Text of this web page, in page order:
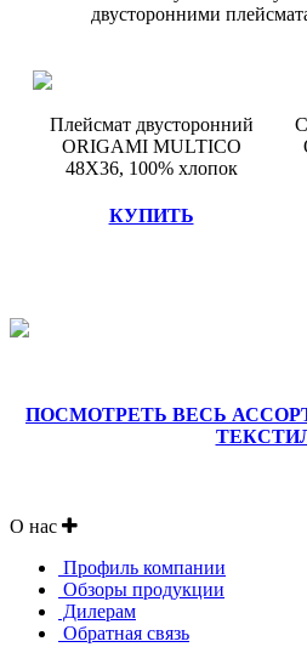
двусторонними
Плейсмат двусторонний
ORIGAMI MULTICO
48X36, 100% хлопок
КУПИТЬ
ПОСМОТРЕТЬ ВЕСЬ
О нас
Профиль компании
Обзоры продукции
Дилерам
Обратная связь